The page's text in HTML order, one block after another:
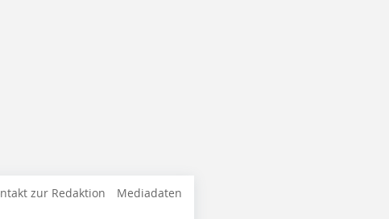
zur Redaktion Mediadaten